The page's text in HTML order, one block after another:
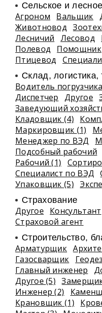
Сельское и
Агроном Вальщик
Животновод
Лесничий
Лесовод
Полевод
Помощник
Птицевод
Склад, логистика,
Водитель
Диспетчер
Другое
Заведующий
Кладовщик (4)
Маркировщик (1)
Менеджер по ВЭД
Подсобный рабочий
Рабочий (1)
Специалист по ВЭД
Упаковщик (5)
Страхование
Другое Консультант
Страховой агент
Строительство,
Арматурщик
Газосварщик
Главный инженер
Другое (5)
Инженер (2)
Крановщик (1)